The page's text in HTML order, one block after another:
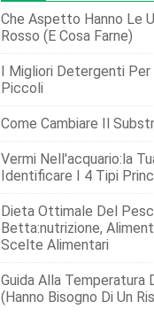
Che Aspetto Hanno Le
Rosso (e Cosa Farne)
I Migliori Detergenti Per
Piccoli
Come Cambiare Il
Vermi Nell'acquario:la
Identificare I 4 Tipi
Dieta Ottimale Del
Betta:nutrizione,
Scelte Alimentari
Guida Alla Temperatura
(hanno Bisogno Di Un